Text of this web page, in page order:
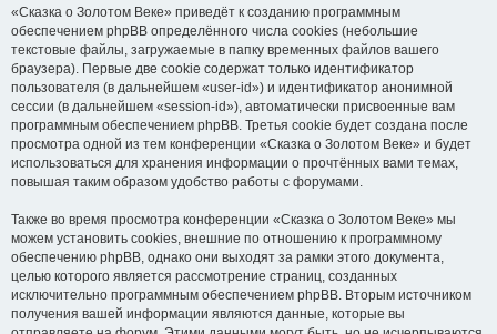
«Сказка о Золотом Веке» приведёт к созданию программным
обеспечением phpBB определённого числа cookies (небольшие
текстовые файлы, загружаемые в папку временных файлов вашего
браузера). Первые две cookie содержат только идентификатор
пользователя (в дальнейшем «user-id») и идентификатор анонимной
сессии (в дальнейшем «session-id»), автоматически присвоенные вам
программным обеспечением phpBB. Третья cookie будет создана после
просмотра одной из тем конференции «Сказка о Золотом Веке» и будет
использоваться для хранения информации о прочтённых вами темах,
повышая таким образом удобство работы с форумами.
Также во время просмотра конференции «Сказка о Золотом Веке» мы
можем установить cookies, внешние по отношению к программному
обеспечению phpBB, однако они выходят за рамки этого документа,
целью которого является рассмотрение страниц, созданных
исключительно программным обеспечением phpBB. Вторым источником
получения вашей информации являются данные, которые вы